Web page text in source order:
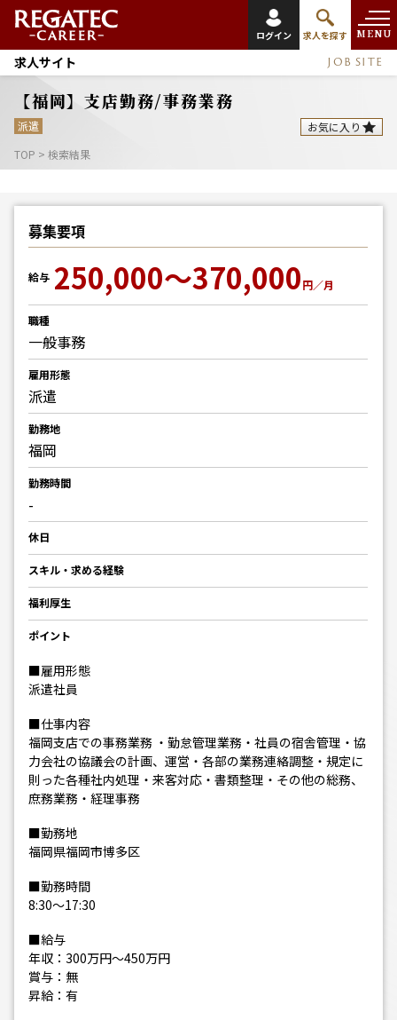
ログイン 求人を探す MENU
求人サイト JOB SITE
【福岡】支店勤務/事務業務
派遣
お気に入り
TOP > 検索結果
募集要項
給与 250,000～370,000円／月
職種
一般事務
雇用形態
派遣
勤務地
福岡
勤務時間
-
休日
スキル・求める経験
福利厚生
ポイント
■雇用形態
派遣社員
■仕事内容
福岡支店での事務業務 ・勤怠管理業務・社員の宿舎管理・協
力会社の協議会の計画、運営・各部の業務連絡調整・規定に
則った各種社内処理・来客対応・書類整理・その他の総務、
庶務業務・経理事務
■勤務地
福岡県福岡市博多区
■勤務時間
8:30～17:30
■給与
年収：300万円～450万円
賞与：無
昇給：有